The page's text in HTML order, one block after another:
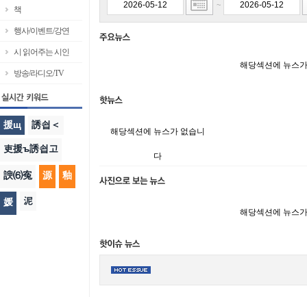
책
행사/이벤트/강연
시 읽어주는 시인
방송/라디오/TV
援щ 誘쇱＜
吏援ъ誘쇱고
諛⑹寃 源 釉
媛 泥
~
해당섹션에 뉴스
해당섹션에 뉴스가 없습니
다
해당섹션에 뉴스